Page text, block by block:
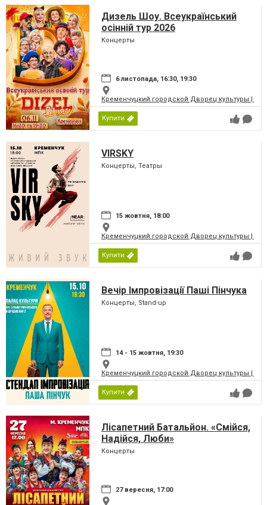
Дизель Шоу. Всеукраїнський
осінній тур 2026
Концерты
6 листопада, 16:30, 19:30
Кременчуцкий городской Дворец культуры |
Купити
VIRSKY
Концерты, Театры
15 жовтня, 18:00
Кременчуцкий городской Дворец культуры |
Купити
Вечір Імпровізації Паші Пінчука
Концерты, Stand-up
14 - 15 жовтня, 19:30
Кременчуцкий городской Дворец культуры |
Купити
Лісапетний Батальйон. «Смійся,
Надійся, Люби»
Концерты
27 вересня, 17:00